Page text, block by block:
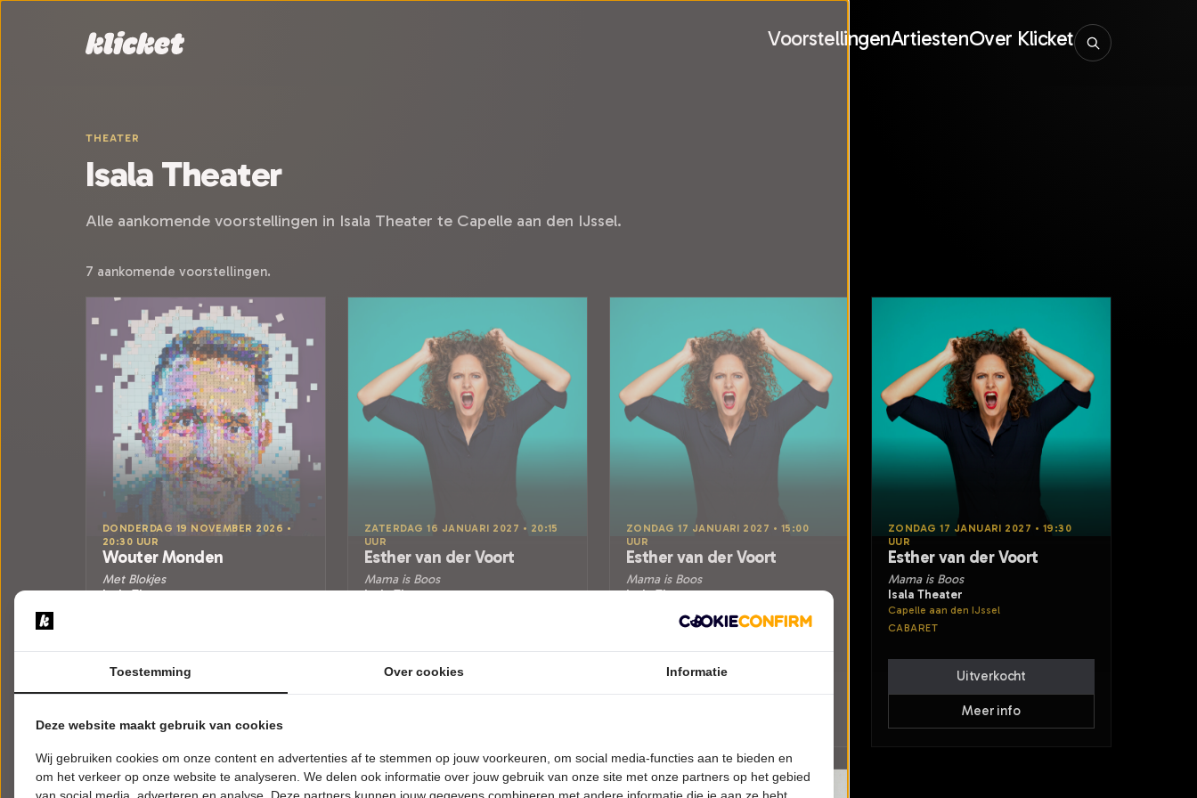
VoorstellingenArtiestenOver Klicket
THEATER
Isala Theater
Alle aankomende voorstellingen in Isala Theater te Capelle aan den IJssel.
7 aankomende voorstellingen.
DONDERDAG 19 NOVEMBER 2026 •
20:30 UUR
Wouter Monden
Met Blokjes
Isala Theater
Tickets
ZATERDAG 16 JANUARI 2027 • 20:15
UUR
Esther van der Voort
Mama is Boos
Isala Theater
Uitverkocht
ZONDAG 17 JANUARI 2027 • 15:00
UUR
Esther van der Voort
Mama is Boos
Isala Theater
Uitverkocht
ZONDAG 17 JANUARI 2027 • 19:30
UUR
Esther van der Voort
Mama is Boos
Isala Theater
Capelle aan den IJssel
CABARET
Uitverkocht
Meer info
Toestemming Over cookies Informatie
Deze website maakt gebruik van cookies
Wij gebruiken cookies om onze content en advertenties af te stemmen op jouw voorkeuren, om social media-functies aan te bieden en
om het verkeer op onze website te analyseren. We delen ook informatie over jouw gebruik van onze site met onze partners op het gebied